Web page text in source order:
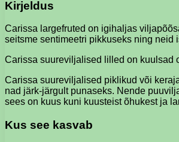
Kirjeldus
Carissa largefruted on igihaljas
seitsme sentimeetri pikkuseks ning neid
Carissa suureviljalised lilled on kuulsad
Carissa suureviljalised piklikud või
nad järk-järgult punaseks. Nende
sees on kuus kuni kuusteist õhukest ja
Kus see kasvab